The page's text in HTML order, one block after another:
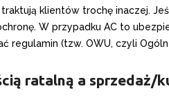
klientów trochę inaczej.
W przypadku AC to
regulamin (tzw. OWU, czyli
ratalną a sprzedaż/